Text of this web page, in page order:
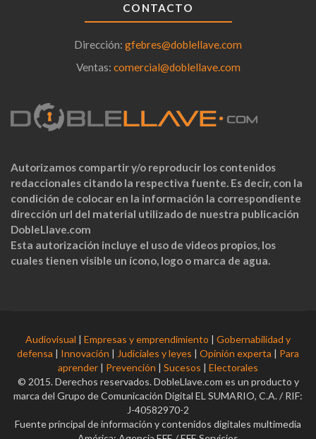
CONTACTO
Dirección: gfebres@doblellave.com
Ventas: comercial@doblellave.com
Autorizamos compartir y/o reproducir los contenidos
redaccionales citando la respectiva fuente. Es decir, con la
condición de colocar en la información la correspondiente
dirección url del material utilizado de nuestra publicación
DobleLlave.com
Esta autorización incluye el uso de videos propios, los
cuales tienen visible un ícono, logo o marca de agua.
Audiovisual | Empresas y emprendimiento | Gobernabilidad y
defensa | Innovación | Judiciales y leyes | Opinión experta | Para
aprender | Prevención | Sucesos | Electorales
© 2015. Derechos reservados. DobleLlave.com es un producto y
marca del Grupo de Comunicación Digital EL SUMARIO, C.A. / RIF:
J-40582970-2
Fuente principal de información y contenidos digitales multimedia